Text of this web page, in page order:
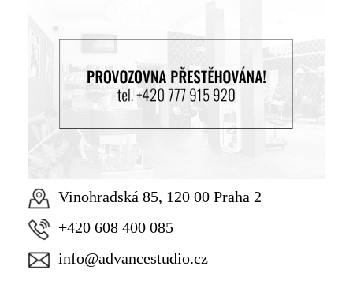
Vinohradská 85, 120 00 Praha 2
+420 608 400 085
info@advancestudio.cz